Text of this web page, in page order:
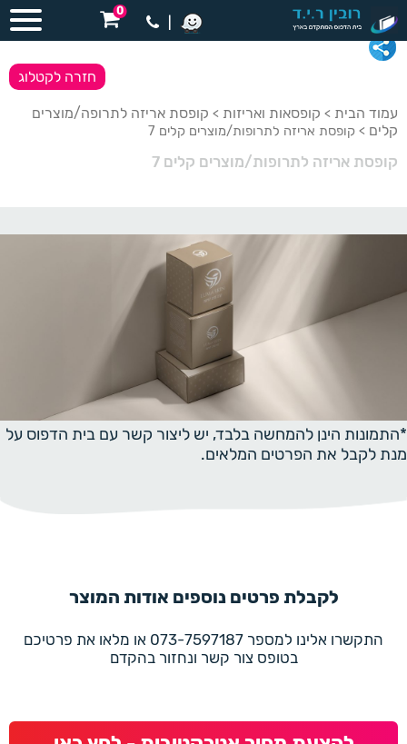
0
עמוד הבית > קופסאות ואריזות > קופסת אריזה לתרופה/מוצרים
קלים > קופסת אריזה לתרופות/מוצרים קלים 7
קופסת אריזה לתרופות/מוצרים קלים 7
חזרה לקטלוג
*התמונות הינן להמחשה בלבד, יש ליצור קשר עם בית הדפוס על
מנת לקבל את הפרטים המלאים.
לקבלת פרטים נוספים אודות המוצר
התקשרו אלינו למספר 073-7597187 או מלאו את פרטיכם
בטופס צור קשר ונחזור בהקדם